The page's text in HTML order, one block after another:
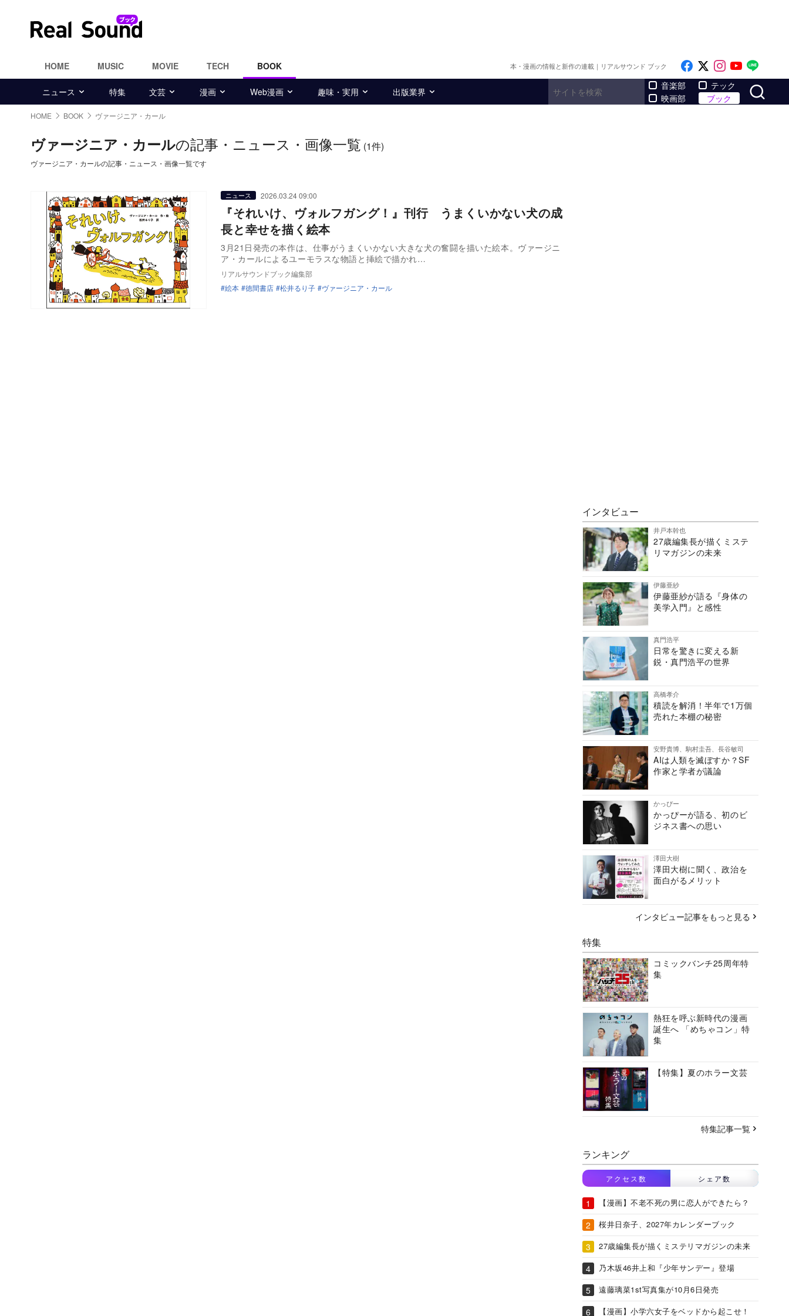
HOME MUSIC MOVIE TECH BOOK 本・漫画の情報と新作の連載｜リアルサウンド ブック Like on Facebook
Follow on x
Follow on
Follow
ニュース 特集 文芸 漫画 Web漫画 趣味・実用 出版業界
音楽部
映画部
テック
ブック
HOME BOOK ヴァージニア・カール
ヴァージニア・カールの記事・ニュース・画像一覧 (1件)
ヴァージニア・カールの記事・ニュース・画像一覧です
ニュース 2026.03.24 09:00
『それいけ、ヴォルフガング！』刊行 うまくいかない犬の成
長と幸せを描く絵本
3月21日発売の本作は、仕事がうまくいかない大きな犬の奮闘を描いた絵本。ヴァージニ
ア・カールによるユーモラスな物語と挿絵で描かれ…
リアルサウンドブック編集部
絵本
徳間書店 松井るり子 ヴァージニア・カール
インタビュー
井戸本幹也
27歳編集長が描くミステ
リマガジンの未来
伊藤亜紗
伊藤亜紗が語る『身体の
美学入門』と感性
真門浩平
日常を驚きに変える新
鋭・真門浩平の世界
高橋孝介
積読を解消！半年で1万個
売れた本棚の秘密
安野貴博、駒村圭吾、長谷敏司
AIは人類を滅ぼすか？SF
作家と学者が議論
かっぴー
かっぴーが語る、初のビ
ジネス書への思い
澤田大樹
澤田大樹に聞く、政治を
面白がるメリット
インタビュー記事をもっと見る
特集
コミックバンチ25周年特
集
熱狂を呼ぶ新時代の漫画
誕生へ 「めちゃコン」特
集
【特集】夏のホラー文芸
特集記事一覧
ランキング
アクセス数 シェア数
【漫画】不老不死の男に恋人ができたら？
桜井日奈子、2027年カレンダーブック
27歳編集長が描くミステリマガジンの未来
乃木坂46井上和『少年サンデー』登場
遠藤璃菜1st写真集が10月6日発売
【漫画】小学六女子をベッドから起こせ！